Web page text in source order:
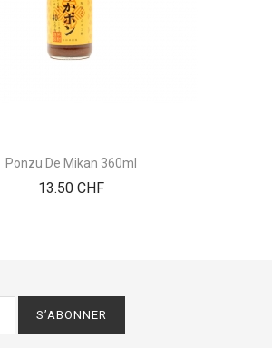
Ponzu De Mikan 360ml
13.50 CHFPrix